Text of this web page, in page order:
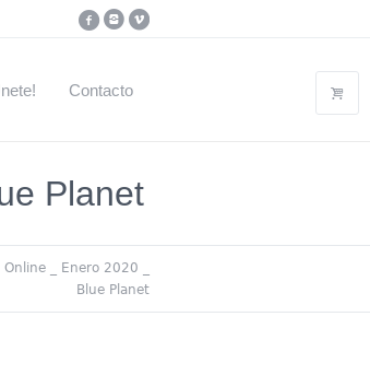
Contacto
Planet
_ Enero 2020 _
Blue Planet